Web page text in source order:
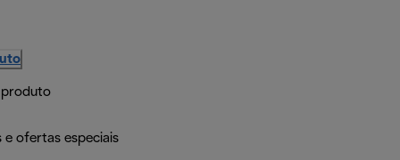
produto
ofertas especiais